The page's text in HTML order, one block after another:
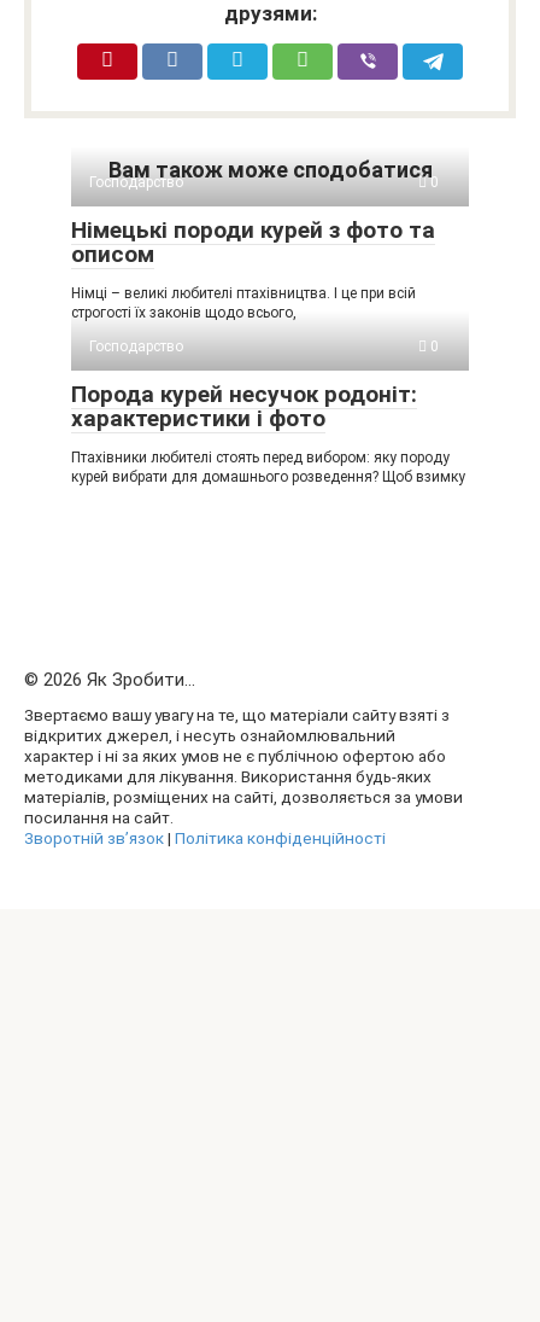
друзями:
Вам також може сподобатися
Господарство 0
Німецькі породи курей з фото та
описом
Німці – великі любителі птахівництва. І це при всій
строгості їх законів щодо всього,
Господарство
0
Порода курей несучок родоніт:
характеристики і фото
Птахівники любителі стоять перед вибором: яку породу
курей вибрати для домашнього розведення? Щоб взимку
© 2026 Як Зробити...
Звертаємо вашу увагу на те, що матеріали сайту взяті з
відкритих джерел, і несуть ознайомлювальний
характер і ні за яких умов не є публічною офертою або
методиками для лікування. Використання будь-яких
матеріалів, розміщених на сайті, дозволяється за умови
посилання на сайт.
Зворотній зв’язок| Політика конфіденційності